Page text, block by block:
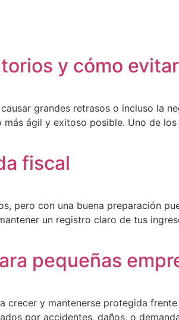
y cómo
grandes retrasos o incluso la
ágil y exitoso posible. Uno de
fiscal
pero con una buena preparación
un registro claro de tus
pequeñas
crecer y mantenerse protegida
por accidentes, daños, o